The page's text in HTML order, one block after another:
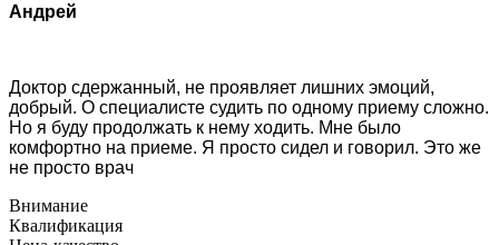
Андрей
Доктор сдержанный, не проявляет лишних эмоций,
добрый. О специалисте судить по одному приему сложно.
Но я буду продолжать к нему ходить. Мне было
комфортно на приеме. Я просто сидел и говорил. Это же
не просто врач
Внимание
Квалификация